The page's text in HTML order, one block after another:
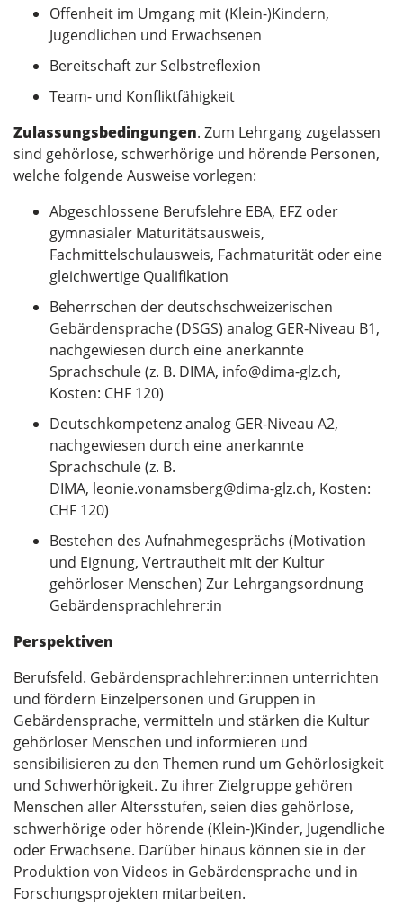
Offenheit im Umgang mit (Klein-)Kindern,
Jugendlichen und Erwachsenen
Bereitschaft zur Selbstreflexion
Team- und Konfliktfähigkeit
Zulassungsbedingungen. Zum Lehrgang zugelassen
sind gehörlose, schwerhörige und hörende Personen,
welche folgende Ausweise vorlegen:
Abgeschlossene Berufslehre EBA, EFZ oder
gymnasialer Maturitätsausweis,
Fachmittelschulausweis, Fachmaturität oder eine
gleichwertige Qualifikation
Beherrschen der deutschschweizerischen
Gebärdensprache (DSGS) analog GER-Niveau B1,
nachgewiesen durch eine anerkannte
Sprachschule (z. B. DIMA, info@dima-glz.ch,
Kosten: CHF 120)
Deutschkompetenz analog GER-Niveau A2,
nachgewiesen durch eine anerkannte
Sprachschule (z. B.
DIMA, leonie.vonamsberg@dima-glz.ch, Kosten:
CHF 120)
Bestehen des Aufnahmegesprächs (Motivation
und Eignung, Vertrautheit mit der Kultur
gehörloser Menschen) Zur Lehrgangsordnung
Gebärdensprachlehrer:in
Perspektiven
Berufsfeld. Gebärdensprachlehrer:innen unterrichten
und fördern Einzelpersonen und Gruppen in
Gebärdensprache, vermitteln und stärken die Kultur
gehörloser Menschen und informieren und
sensibilisieren zu den Themen rund um Gehörlosigkeit
und Schwerhörigkeit. Zu ihrer Zielgruppe gehören
Menschen aller Altersstufen, seien dies gehörlose,
schwerhörige oder hörende (Klein-)Kinder, Jugendliche
oder Erwachsene. Darüber hinaus können sie in der
Produktion von Videos in Gebärdensprache und in
Forschungsprojekten mitarbeiten.